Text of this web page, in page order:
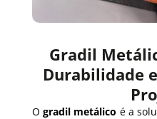
Gradil
Durabilidade
Ogradil metálico é a